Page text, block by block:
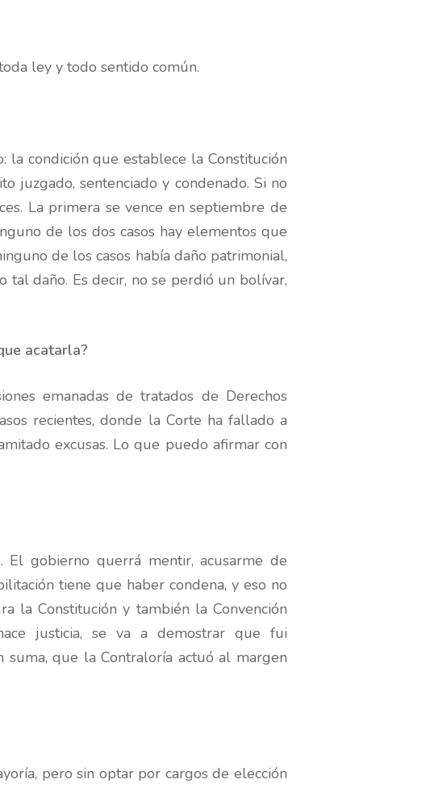
ley y todo sentido común.
la condición que establece la Constitución
juzgado, sentenciado y condenado. Si no
La primera se vence en septiembre de
de los dos casos hay elementos que
de los casos había daño patrimonial,
daño. Es decir, no se perdió un bolívar,
acatarla?
emanadas de tratados de Derechos
recientes, donde la Corte ha fallado a
excusas. Lo que puedo afirmar con
gobierno querrá mentir, acusarme de
tiene que haber condena, y eso no
la Constitución y también la Convención
justicia, se va a demostrar que fui
que la Contraloría actuó al margen
pero sin optar por cargos de elección